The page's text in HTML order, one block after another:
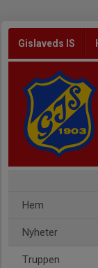
Gislaveds IS
Hem
Nyheter
Truppen